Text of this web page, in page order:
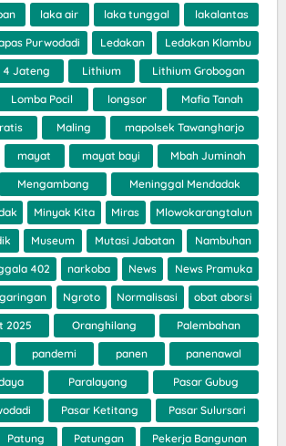
laka air laka tunggal lakalantas
Purwodadi Ledakan Ledakan Klambu
4 Jateng Lithium Lithium Grobogan
Lomba Pocil longsor Mafia Tanah
Maling mapolsek Tawangharjo
mayat mayat bayi Mbah Juminah
Mengambang Meninggal Mendadak
Minyak Kita Miras Mlowokarangtalun
Museum Mutasi Jabatan Nambuhan
402 narkoba News News Pramuka
Ngroto Normalisasi obat aborsi
2025 Oranghilang Palembahan
pandemi panen panenawal
Paralayang Pasar Gubug
Pasar Ketitang Pasar Sulursari
Patung Patungan Pekerja Bangunan